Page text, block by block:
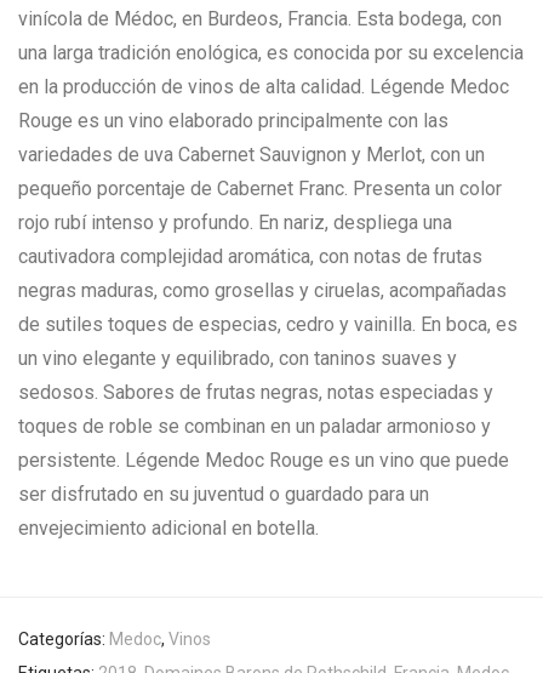
vinícola de Médoc, en Burdeos, Francia. Esta bodega, con
una larga tradición enológica, es conocida por su excelencia
en la producción de vinos de alta calidad. Légende Medoc
Rouge es un vino elaborado principalmente con las
variedades de uva Cabernet Sauvignon y Merlot, con un
pequeño porcentaje de Cabernet Franc. Presenta un color
rojo rubí intenso y profundo. En nariz, despliega una
cautivadora complejidad aromática, con notas de frutas
negras maduras, como grosellas y ciruelas, acompañadas
de sutiles toques de especias, cedro y vainilla. En boca, es
un vino elegante y equilibrado, con taninos suaves y
sedosos. Sabores de frutas negras, notas especiadas y
toques de roble se combinan en un paladar armonioso y
persistente. Légende Medoc Rouge es un vino que puede
ser disfrutado en su juventud o guardado para un
envejecimiento adicional en botella.
Categorías: Medoc, Vinos